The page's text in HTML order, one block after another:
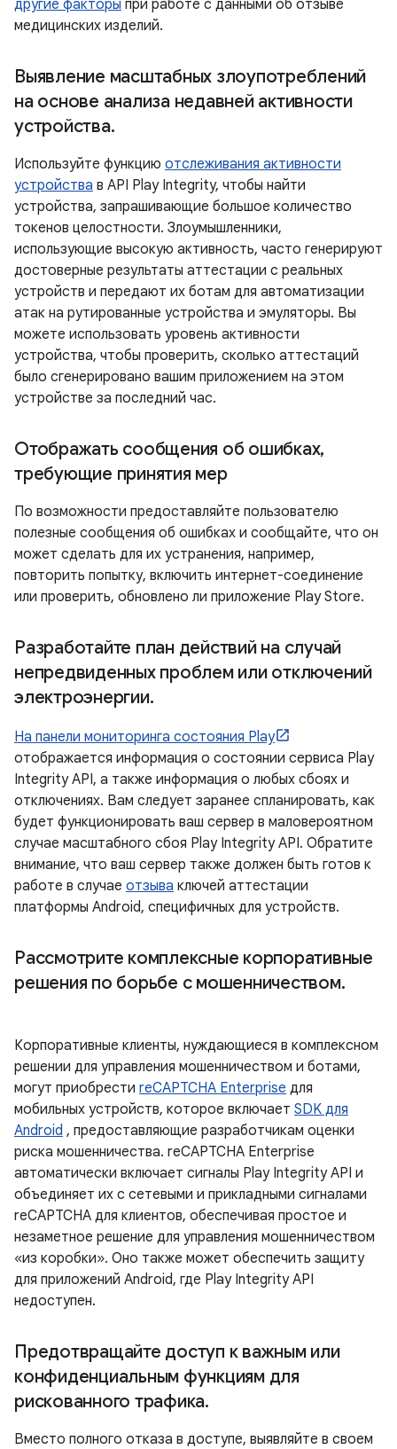
другие факторы при работе с данными об отзыве
медицинских изделий.
Выявление масштабных злоупотреблений
на основе анализа недавней активности
устройства.
Используйте функцию отслеживания активности
устройства в API Play Integrity, чтобы найти
устройства, запрашивающие большое количество
токенов целостности. Злоумышленники,
использующие высокую активность, часто генерируют
достоверные результаты аттестации с реальных
устройств и передают их ботам для автоматизации
атак на рутированные устройства и эмуляторы. Вы
можете использовать уровень активности
устройства, чтобы проверить, сколько аттестаций
было сгенерировано вашим приложением на этом
устройстве за последний час.
Отображать сообщения об ошибках,
требующие принятия мер
По возможности предоставляйте пользователю
полезные сообщения об ошибках и сообщайте, что он
может сделать для их устранения, например,
повторить попытку, включить интернет-соединение
или проверить, обновлено ли приложение Play Store.
Разработайте план действий на случай
непредвиденных проблем или отключений
электроэнергии.
На панели мониторинга состояния Play
отображается информация о состоянии сервиса Play
Integrity API, а также информация о любых сбоях и
отключениях. Вам следует заранее спланировать, как
будет функционировать ваш сервер в маловероятном
случае масштабного сбоя Play Integrity API. Обратите
внимание, что ваш сервер также должен быть готов к
работе в случае отзыва ключей аттестации
платформы Android, специфичных для устройств.
Рассмотрите комплексные корпоративные
решения по борьбе с мошенничеством.
Корпоративные клиенты, нуждающиеся в комплексном
решении для управления мошенничеством и ботами,
могут приобрести reCAPTCHA Enterprise для
мобильных устройств, которое включает SDK для
Android , предоставляющие разработчикам оценки
риска мошенничества. reCAPTCHA Enterprise
автоматически включает сигналы Play Integrity API и
объединяет их с сетевыми и прикладными сигналами
reCAPTCHA для клиентов, обеспечивая простое и
незаметное решение для управления мошенничеством
«из коробки». Оно также может обеспечить защиту
для приложений Android, где Play Integrity API
недоступен.
Предотвращайте доступ к важным или
конфиденциальным функциям для
рискованного трафика.
Вместо полного отказа в доступе, выявляйте в своем